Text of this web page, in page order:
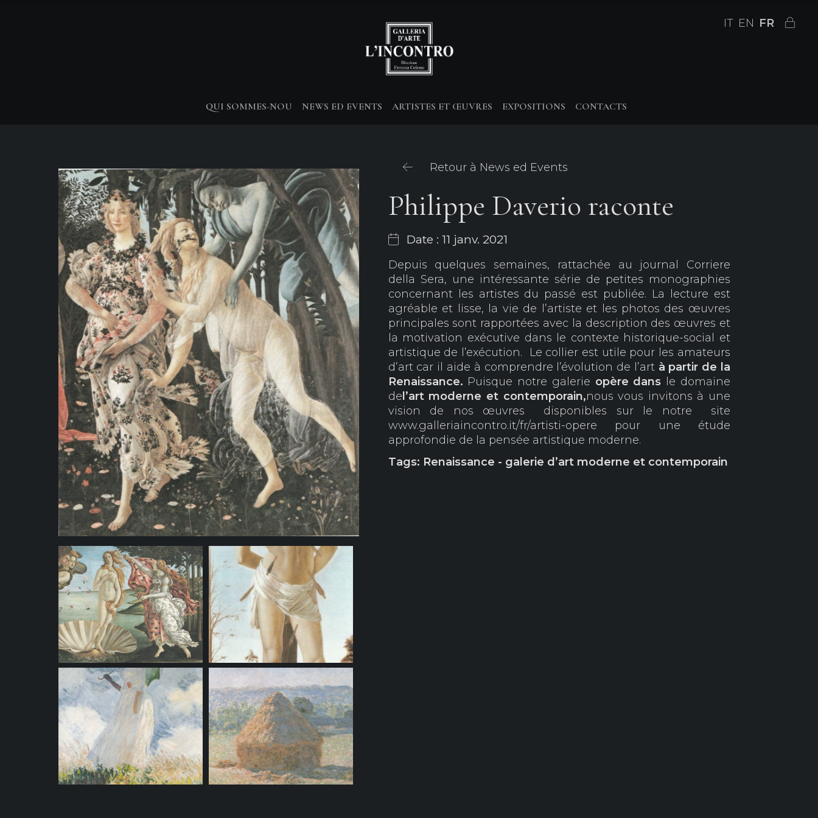
IT EN FR
QUI SOMMES-NOU NEWS ED EVENTS ARTISTES ET ŒUVRES EXPOSITIONS CONTACTS
Retour à News ed Events
Philippe Daverio raconte
Date : 11 janv. 2021
Depuis quelques semaines, rattachée au journal Corriere
della Sera, une intéressante série de petites monographies
concernant les artistes du passé est publiée. La lecture est
agréable et lisse, la vie de l’artiste et les photos des œuvres
principales sont rapportées avec la description des œuvres et
la motivation exécutive dans le contexte historique-social et
artistique de l’exécution. Le collier est utile pour les amateurs
d’art car il aide à comprendre l’évolution de l’art à partir de la
Renaissance. Puisque notre galerie opère dans le domaine
de l’art moderne et contemporain,nous vous invitons à une
vision de nos œuvres disponibles sur le notre site
www.galleriaincontro.it/fr/artisti-opere pour une étude
approfondie de la pensée artistique moderne.
Tags: Renaissance - galerie d’art moderne et contemporain